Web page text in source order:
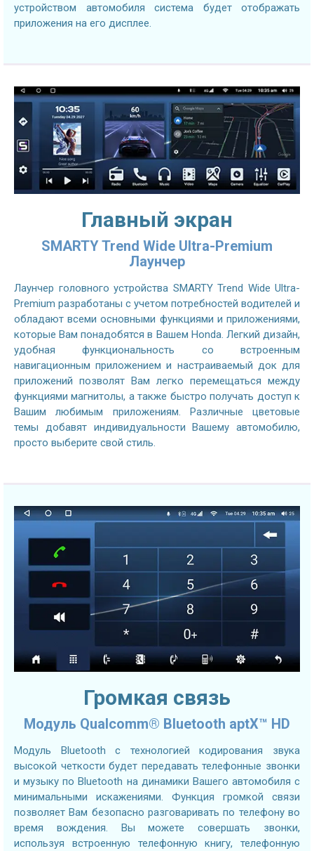
устройством автомобиля система будет отображать
приложения на его дисплее.
Главный экран
SMARTY Trend Wide Ultra-Premium
Лаунчер
Лаунчер головного устройства SMARTY Trend Wide Ultra-
Premium разработаны с учетом потребностей водителей и
обладают всеми основными функциями и приложениями,
которые Вам понадобятся в Вашем Honda. Легкий дизайн,
удобная функциональность со встроенным
навигационным приложением и настраиваемый док для
приложений позволят Вам легко перемещаться между
функциями магнитолы, а также быстро получать доступ к
Вашим любимым приложениям. Различные цветовые
темы добавят индивидуальности Вашему автомобилю,
просто выберите свой стиль.
Громкая связь
Модуль Qualcomm® Bluetooth aptX™ HD
Модуль Bluetooth с технологией кодирования звука
высокой четкости будет передавать телефонные звонки
и музыку по Bluetooth на динамики Вашего автомобиля с
минимальными искажениями. Функция громкой связи
позволяет Вам безопасно разговаривать по телефону во
время вождения. Вы можете совершать звонки,
используя встроенную телефонную книгу, телефонную